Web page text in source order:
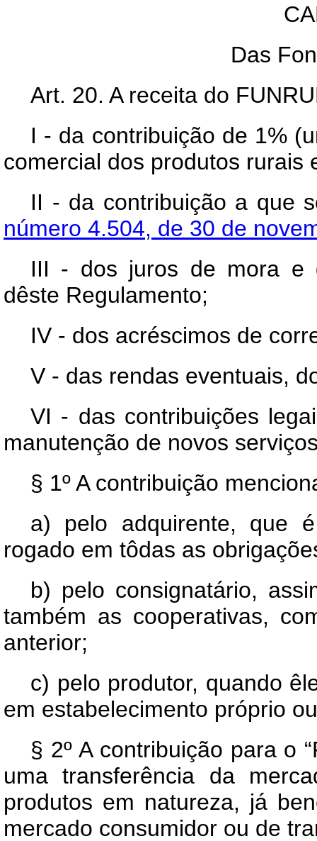
Das
Art. 20. A receita do
I - da contribuição de 1%
comercial dos produtos rurais
II - da contribuição a que
número 4.504, de 30 de
III - dos juros de mora e
dêste Regulamento;
IV - dos acréscimos de
V - das rendas eventuais,
VI - das contribuições
manutenção de novos
§ 1º A contribuição
a) pelo adquirente, que
rogado em tôdas as
b) pelo consignatário,
também as cooperativas,
anterior;
c) pelo produtor, quando
em estabelecimento próprio
§ 2º A contribuição para o
uma transferência da
produtos em natureza, já
mercado consumidor ou de